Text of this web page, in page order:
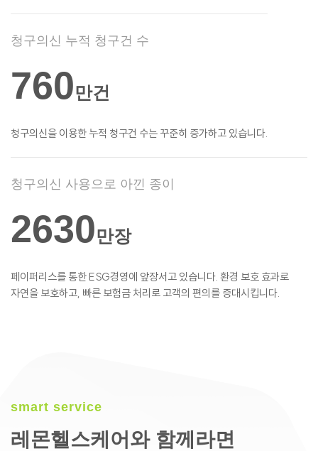
청구의신 누적 청구건 수
760만건
청구의신을 이용한 누적 청구건 수는 꾸준히 증가하고 있습니다.
청구의신 사용으로 아낀 종이
2630만장
페이퍼리스를 통한 ESG경영에 앞장서고 있습니다. 환경 보호 효과로
자연을 보호하고, 빠른 보험금 처리로 고객의 편의를 증대시킵니다.
smart service
레몬헬스케어와 함께라면